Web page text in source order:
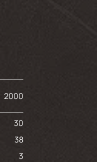
2000
30
38
3